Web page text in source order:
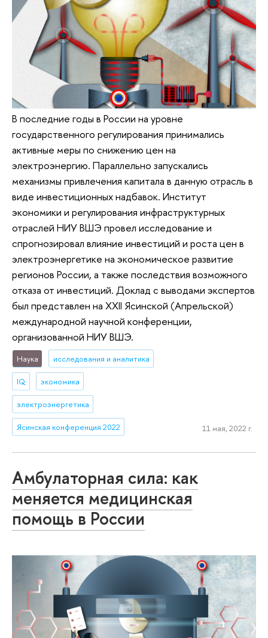
В последние годы в России на уровне
государственного регулирования принимались
активные меры по снижению цен на
электроэнергию. Параллельно запускались
механизмы привлечения капитала в данную отрасль в
виде инвестиционных надбавок. Институт
экономики и регулирования инфраструктурных
отраслей НИУ ВШЭ провел исследование и
спрогнозировал влияние инвестиций и роста цен в
электроэнергетике на экономическое развитие
регионов России, а также последствия возможного
отказа от инвестиций. Доклад с выводами экспертов
был представлен на XXII Ясинской (Апрельской)
международной научной конференции,
организованной НИУ ВШЭ.
Наука исследования и аналитика
IQ экономика
электроэнергетика
Ясинская конференция 2022 11 мая, 2022 г.
Амбулаторная сила: как
меняется медицинская
помощь в России